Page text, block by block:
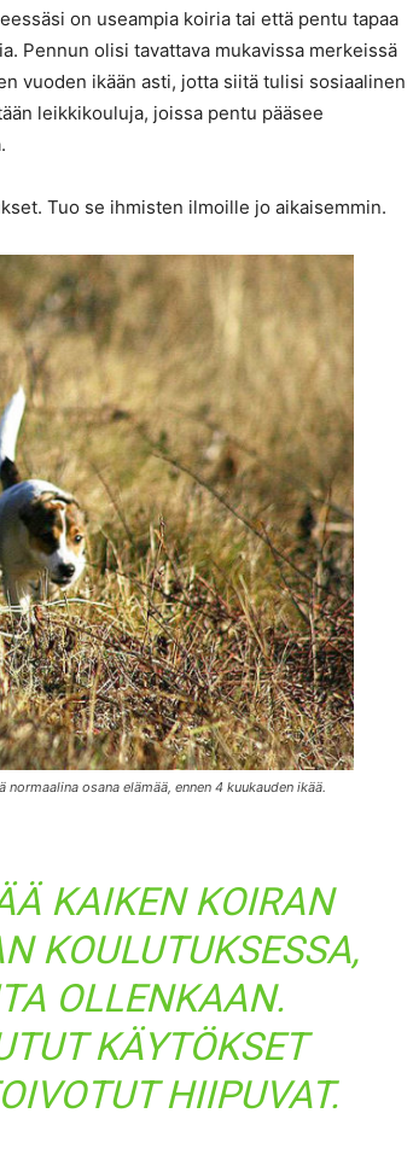
on useampia koiria tai että pentu tapaa
Pennun olisi tavattava mukavissa merkeissä
vuoden ikään asti, jotta siitä tulisi sosiaalinen
leikkikouluja, joissa pentu pääsee
Tuo se ihmisten ilmoille jo aikaisemmin.
osana elämää, ennen 4 kuukauden ikää.
KAIKEN KOIRAN
KOULUTUKSESSA,
OLLENKAAN.
KÄYTÖKSET
HIIPUVAT.